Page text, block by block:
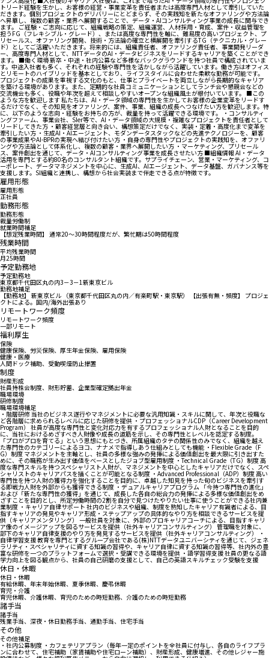
トリード経験を生かし、お客様の経営・事業変革を責任者または高度専門人材として牽引していた
だきます。個別プロジェクトのデリバリーにとどまらず、その実践知を新たなオファリングや方法論
へ昇華し、複数の顧客・業界へ展開することで、データ・AIコンサルティング事業の成長に関与でき
ます。 ご経験・ご志向に応じて、組織戦略の策定、組織運営、人材採用・育成、案件・収益管理を
担うFG（フレキシブル・グレード）、または高度な専門性を軸に、難易度の高いプロジェクト、プ
リセールス、オファリング開発、技術・方法論の確立と横展開を牽引するTG（テクニカル・グレー
ド）としてご活躍いただきます。将来的には、組織責任者、オファリング責任者、事業開発リーダ
ー、高度専門人材として、NTTデータのAI・データビジネスをリードするキャリアを築くことができ
ます。 ■働く環境 新卒・中途・社内公募など多様なバックグラウンドを持つ社員で構成されていま
す。中途入社者も多く、それぞれの経験や専門性を活かしながら活躍しています。働き方はオフィス
とリモートのハイブリッドを基本としており、ライフスタイルに合わせた柔軟な勤務が可能です。
プロジェクトの成果を重視する文化のもと、仕事とプライベートを両立しながら長期的なキャリア
を築ける環境があります。また、定期的な社員コミュニケーションとしてランチ会や懇親会などの
交流機会も多く、役職や年次を超えて相談しやすいオープンな組織風土が根付いています。 ■この
ような方を歓迎します 私たちは、AI・データ領域の専門性を生かしてお客様の企業変革をリードす
るだけでなく、その知見をオファリング、案件、事業、組織の成長へつなげたい方を歓迎します。特
に、以下のような志向・経験をお持ちの方が、裁量を持って活躍できる環境です。 ・コンサルティ
ングファーム、事業会社、SIer等で、AI・データ領域の大規模・複雑なプロジェクトを責任者として
リードしてきた方 ・顧客経営層と向き合い、構想策定だけでなく、実装・定着・高度化まで変革を
牽引したい方 ・生成AI・AIエージェント、モダンデータスタックなどの先進テクノロジーを、顧客
の事業成果やAI-BPRの実現へ結び付けたい方 ・自身の専門性やプロジェクトの実践知を、オファリ
ングや方法論として体系化し、複数の顧客・業界へ展開したい方 ・マーケティング、プリセール
ス、案件創出を通じて、データ・AIコンサルティング事業を成長させたい方 ■組織情報 AI・データ
活用を専門とする約80名のコンサルタント組織です。サプライチェーン、営業・マーケティング、コ
ーポレート、データマネジメントを中心に、生成AI、AIエージェント、データ基盤、ガバナンス等を
支援します。SI組織と連携し、構想から社会実装まで伴走できる点が特徴です。
雇用形態
雇用形態
正社員
勤務形態
勤務形態
裁量労働制
就業時間補足
【想定残業時間】 通常20～30時間程度だが、繁忙期は50時間程度
残業時間
平均残業時間
月25時間
予定勤務地
予定勤務地
東京都千代田区丸の内3－3－1新東京ビル
勤務地補足
【勤務地】 新東京ビル （東京都千代田区丸の内／有楽町駅・東京駅） 【出張有無・頻度】 プロジェ
クトによる。国内/海外出張あり
リモートワーク頻度
リモートワーク頻度
一部リモート
福利厚生
保険
健康保険、労災保険、厚生年金保険、雇用保険
健康・医療
人間ドック補助、受動喫煙防止措置
制度
財産形成
社員持株会制度、財形貯蓄、企業型確定拠出年金
職場環境
研修制度
職場環境補足
・階層研修 当社のビジネス遂行やマネジメントに必要な汎用知識・スキルに関して、年次と役職な
ど各階層に求められるレベルに応じた研修を提供 ・プロフェッショナルCDP（Career Development
Program） 社員が高度な専門性と変化対応力を有するプロフェッショナル人財となることを目的
に、当社におけるめざすべき人財像や成長の道筋を示し、その専門性とレベルを認定する制度。
「プロがプロを育てる」という思想にもとづき、所属組織のタテの関係性のみでなく、組織を越え
た専門性のカテゴリーによるヨコ、ナナメで指導しあう仕組みとしても機能 ・Flexible Grade（F
G）制度 マネジメントを主軸とし、社員の多様な強みの発揮による価値創出を最大限に引き出すた
めに、その職務が生み出す価値をベースとしたジョブ型雇用制度 ・Technical Grade（TG）制度 高
度な専門スキルを持つスペシャリスト人財が、マネジメントを中心としたキャリアだけでなく、スペ
シャリストのキャリアパスを描くことが可能となる制度 ・Advanced Professional（ADP）制度 高い
専門性を持つ人財の獲得力を強化することを目的に、卓越した知見を持った旬のビジネスを牽引す
る即戦力人財を外部からも獲得できる制度 ・デュアルキャリアプログラム 「今持つ専門性の進化」
および「新たな専門性の獲得」を通じて、成長した各自の総合力の発揮による多様な価値創出をめ
ざすことを目的とし、所定労働時間の2割を自分で見つけたやりたい仕事に使うことができる社内兼
業制度 ・キャリア自律サポート 社内のビジネスや組織、制度を熟知したキャリア有識者による、目
指すキャリアの発見やキャリア形成・ステップアップの具体的なやり方を相談できるサービスを提
供（キャリアメンタリング） 一般社員を対象に、外部のプロキャリアコーチによる、目指すキャリ
ア像のイメージアップを図るサービスを提供（社外キャリアコンサルティング） 管理職を対象に、
部下のキャリア自律支援のやり方を発見するサービスを提供（社外キャリアコンサルティング） ・
自律学習支援 教育を専門とするグループ会社である(株)NTTデータユニバーシティを通じて、ジェネ
ラリティ・スペシャリティに資する知識の習得や、キャリア自律に資する知識の習得等、社内外の豊
富な研修を一つのプラットフォームで選択・受講できる環境を提供 ・語学習得支援 社員の更なる語
学力向上を図る観点から、社員の自己研磨の支援として、自己の英語スキルチェック受験を支援
休日・休暇
休日・休暇
有給休暇、年末年始休暇、夏季休暇、慶弔休暇
育児・介護
育児休暇、介護休暇、育児のための時短勤務、介護のための時短勤務
諸手当
諸手当
残業手当、深夜・休日勤務手当、通勤手当、住宅手当
その他
その他補足
・社内公募制度 ・カフェテリアプラン（毎年一定のポイントを全社員に付与し、各自のライフプラ
ンに合わせて、住宅補助（家賃補助や住宅ローン補助）、財産形成、健康増進、その他レジャー施